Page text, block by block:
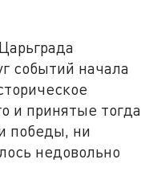
событий начала
и принятые тогда
победы, ни
недовольно